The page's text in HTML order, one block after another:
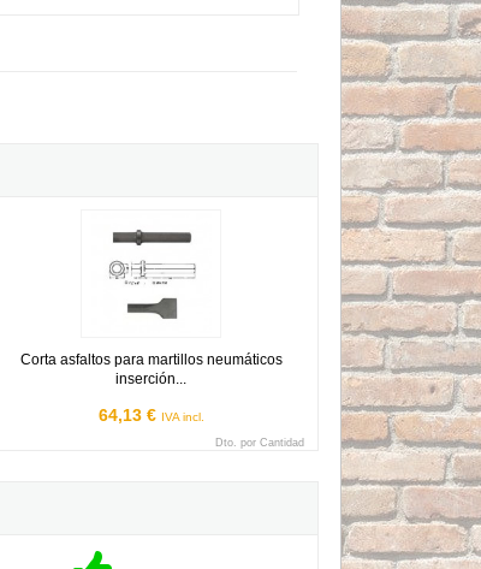
Corta asfaltos para martillos neumáticos
inserción...
64,13 € IVA incl.
Dto. por Cantidad
Corta asfaltos para martillos neumáticos inserción